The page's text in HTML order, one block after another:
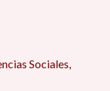
Sociales,